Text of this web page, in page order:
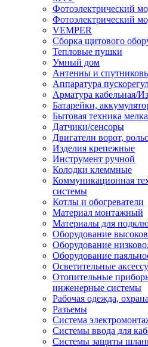
Фотоэлектрический
Фотоэлектрический
VEMPER
Сборка щитового
Тепловые пушки
Умный дом
Антенны и
Аппаратура
Арматура кабельная/
Батарейки,
Бытовая техника
Датчики/сенсоры
Двигатели ворот,
Изделия крепежные
Инструмент ручной
Колодки клеммные
Коммуникационная
системы
Котлы и обогреватели
Материал монтажный
Материалы для
Оборудование
Оборудование
Оборудование
Осветительные
Отопительные
инженерные системы
Рабочая одежда,
Разъемы
Система
Системы ввода для
Системы защиты